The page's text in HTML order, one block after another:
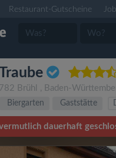
Restaurant-Gutscheine
Brühl , Baden-
Biergarten Gaststätte
dauerhaft